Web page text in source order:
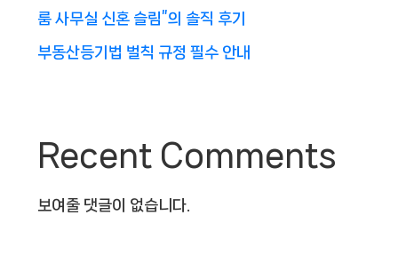
룸 사무실 신혼 슬림”의 솔직 후기
부동산등기법 벌칙 규정 필수 안내
Recent Comments
보여줄 댓글이 없습니다.